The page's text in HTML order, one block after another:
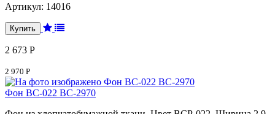
Артикул: 14016
2 673 Р
2 970 Р
Фон BC-022 BC-2970